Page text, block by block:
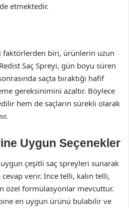
etmektedir.
faktörlerden biri, ürünlerin uzun
Saç Spreyi, gün boyu süren
saçta bıraktığı hafif
gereksinimini azaltır. Böylece
hem de saçların sürekli olarak
Uygun Seçenekler
çeşitli saç spreyleri sunarak
cevap verir. İnce telli, kalın telli,
özel formülasyonlar mevcuttur.
en uygun ürünü bulabilir ve